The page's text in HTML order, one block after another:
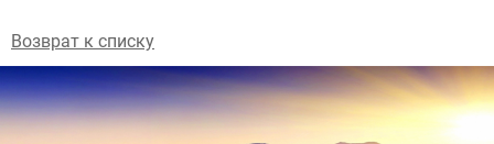
Возврат к списку